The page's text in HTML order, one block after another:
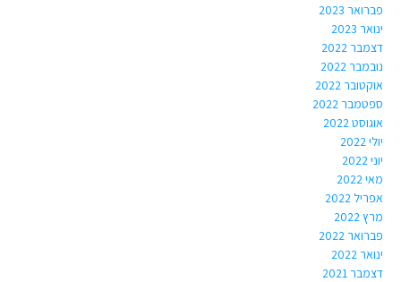
פברואר 2023
ינואר 2023
דצמבר 2022
נובמבר 2022
אוקטובר 2022
ספטמבר 2022
אוגוסט 2022
יולי 2022
יוני 2022
מאי 2022
אפריל 2022
מרץ 2022
פברואר 2022
ינואר 2022
דצמבר 2021